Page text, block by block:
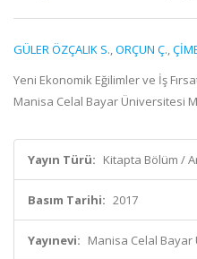
GÜLER ÖZÇALIK S.,ORÇUN Ç.,
Yeni Ekonomik Eğilimler ve İş
Manisa Celal Bayar Üniversitesi
Yayın Türü: Kitapta Bölüm /
Basım Tarihi: 2017
Yayınevi: Manisa Celal Bayar